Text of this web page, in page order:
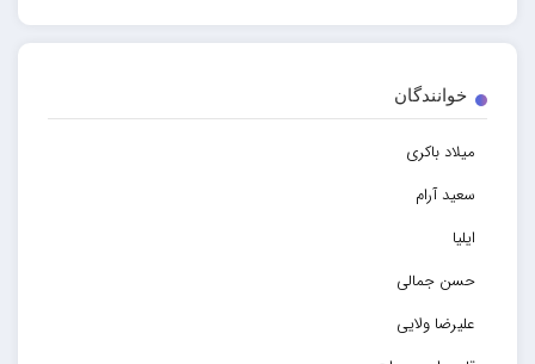
خوانندگان
میلاد باکری
سعید آرام
ایلیا
حسن جمالی
علیرضا ولایی